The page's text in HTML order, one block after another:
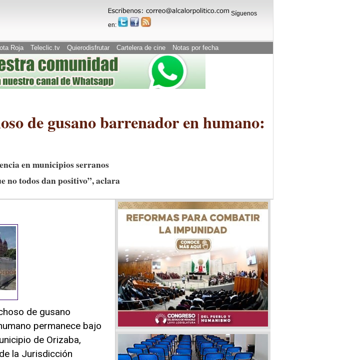
Síguenos
en:
Roja Teleclic.tv Quierodisfrutar Cartelera de cine Notas por fecha
de gusano barrenador en humano:
en municipios serranos
no todos dan positivo”, aclara
de gusano
permanece bajo
de Orizaba,
la Jurisdicción